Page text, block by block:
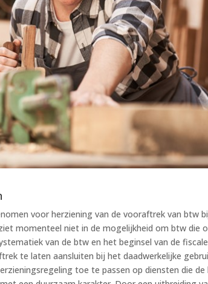
voor herziening van de vooraftrek van btw
momenteel niet in de mogelijkheid om btw die
van de btw en het beginsel van de
te laten aansluiten bij het daadwerkelijke
toe te passen op diensten die de